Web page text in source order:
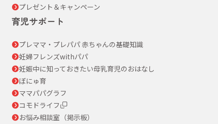
プレゼント＆キャンペーン
育児サポート
プレママ・プレパパ 赤ちゃんの基礎知識
妊婦フレンズwithパパ
妊娠中に知っておきたい母乳育児のおはなし
ぼにゅ育
ママパパグラフ
コモドライフ
お悩み相談室（掲示板）